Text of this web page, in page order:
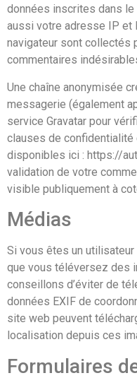
données inscrites dans
aussi votre adresse IP et
navigateur sont collectés
commentaires
Une chaîne anonymisée
messagerie (également
service Gravatar pour
clauses de confidentialité
disponibles ici : https://
validation de votre
visible publiquement à
Médias
Si vous êtes un
que vous téléversez des
conseillons d’éviter de
données EXIF de
site web peuvent
localisation depuis ces
Formulaires